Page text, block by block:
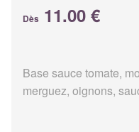
Dès 11.00 €
Base sauce tomate,
merguez, oignons,